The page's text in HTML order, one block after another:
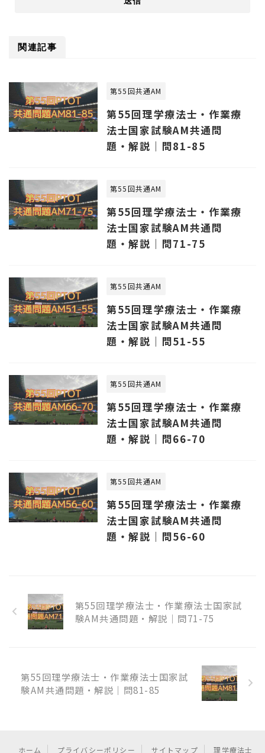
関連記事
第55回共通AM
第55回理学療法士・作業療
法士国家試験AM共通問
題・解説｜問81-85
第55回共通AM
第55回理学療法士・作業療
法士国家試験AM共通問
題・解説｜問71-75
第55回共通AM
第55回理学療法士・作業療
法士国家試験AM共通問
題・解説｜問51-55
第55回共通AM
第55回理学療法士・作業療
法士国家試験AM共通問
題・解説｜問66-70
第55回共通AM
第55回理学療法士・作業療
法士国家試験AM共通問
題・解説｜問56-60
第55回理学療法士・作業療法士国家試
験AM共通問題・解説｜問71-75
第55回理学療法士・作業療法士国家試
験AM共通問題・解説｜問81-85
ホーム プライバシーポリシー サイトマップ 理学療法士